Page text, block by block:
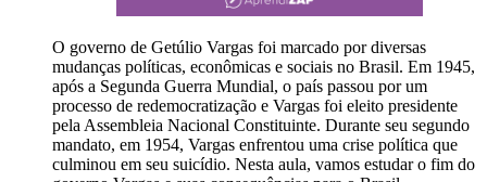
O governo de Getúlio Vargas foi marcado por diversas
mudanças políticas, econômicas e sociais no Brasil. Em 1945,
após a Segunda Guerra Mundial, o país passou por um
processo de redemocratização e Vargas foi eleito presidente
pela Assembleia Nacional Constituinte. Durante seu segundo
mandato, em 1954, Vargas enfrentou uma crise política que
culminou em seu suicídio. Nesta aula, vamos estudar o fim do